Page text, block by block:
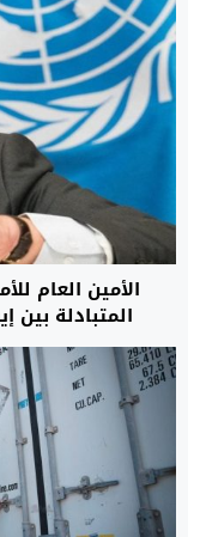
الأمين العام
المتبادلة بين